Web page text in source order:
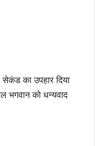
का उपहार दिया
भगवान को धन्यवाद